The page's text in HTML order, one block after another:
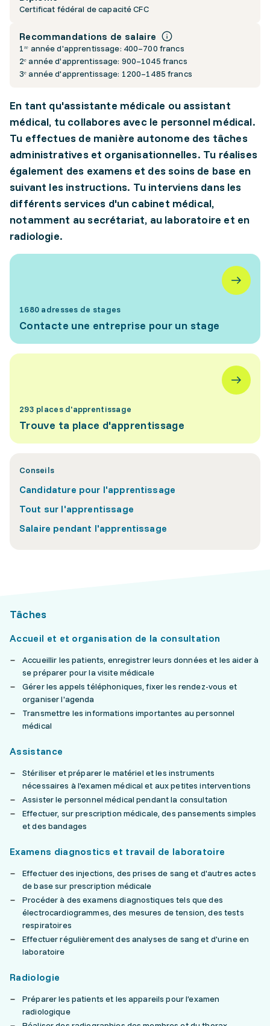
Certificat fédéral de capacité CFC
Recommandations de salaire
1ʳᵉ année d'apprentissage: 400–700 francs
2ᵉ année d'apprentissage: 900–1045 francs
3ᵉ année d'apprentissage: 1200–1485 francs
En tant qu'assistante médicale ou assistant
médical, tu collabores avec le personnel médical.
Tu effectues de manière autonome des tâches
administratives et organisationnelles. Tu réalises
également des examens et des soins de base en
suivant les instructions. Tu interviens dans les
différents services d'un cabinet médical,
notamment au secrétariat, au laboratoire et en
radiologie.
1680 adresses de stages
Contacte une entreprise pour un stage
293 places d'apprentissage
Trouve ta place d'apprentissage
Conseils
Candidature pour l'apprentissage
Tout sur l'apprentissage
Salaire pendant l'apprentissage
Tâches
Accueil et et organisation de la consultation
Accueillir les patients, enregistrer leurs données et les aider à
se préparer pour la visite médicale
Gérer les appels téléphoniques, fixer les rendez-vous et
organiser l'agenda
Transmettre les informations importantes au personnel
médical
Assistance
Stériliser et préparer le matériel et les instruments
nécessaires à l'examen médical et aux petites interventions
Assister le personnel médical pendant la consultation
Effectuer, sur prescription médicale, des pansements simples
et des bandages
Examens diagnostics et travail de laboratoire
Effectuer des injections, des prises de sang et d'autres actes
de base sur prescription médicale
Procéder à des examens diagnostiques tels que des
électrocardiogrammes, des mesures de tension, des tests
respiratoires
Effectuer régulièrement des analyses de sang et d'urine en
laboratoire
Radiologie
Préparer les patients et les appareils pour l’examen
radiologique